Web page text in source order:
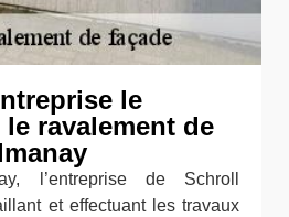
le
ravalement de
l’entreprise de Schroll
et effectuant les travaux